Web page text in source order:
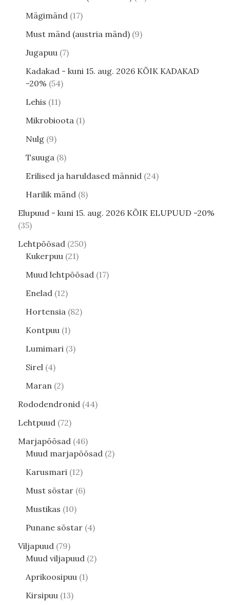
Mägimänd 17
Must mänd (austria mänd) 9
Jugapuu 7
Kadakad - kuni 15. aug. 2026 KÕIK KADAKAD
-20% 54
Lehis 11
Mikrobioota 1
Nulg 9
Tsuuga 8
Erilised ja haruldased männid 24
Harilik mänd 8
Elupuud - kuni 15. aug. 2026 KÕIK ELUPUUD -20%
35
Lehtpõõsad 250
Kukerpuu 21
Muud lehtpõõsad 17
Enelad 12
Hortensia 82
Kontpuu 1
Lumimari 3
Sirel 4
Maran 2
Rododendronid 44
Lehtpuud 72
Marjapõõsad 46
Muud marjapõõsad 2
Karusmari 12
Must sõstar 6
Mustikas 10
Punane sõstar 4
Viljapuud 79
Muud viljapuud 2
Aprikoosipuu 1
Kirsipuu 13